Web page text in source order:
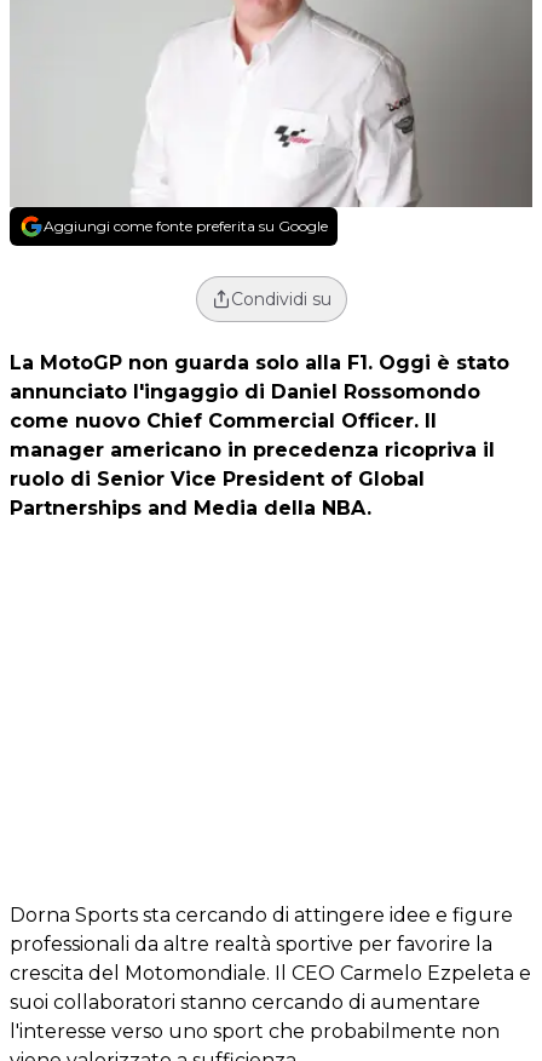
Aggiungi come fonte preferita su Google
Condividi su
La MotoGP non guarda solo alla F1. Oggi è stato
annunciato l'ingaggio di Daniel Rossomondo
come nuovo Chief Commercial Officer. Il
manager americano in precedenza ricopriva il
ruolo di Senior Vice President of Global
Partnerships and Media della NBA.
Dorna Sports sta cercando di attingere idee e figure
professionali da altre realtà sportive per favorire la
crescita del Motomondiale. Il CEO Carmelo Ezpeleta e
suoi collaboratori stanno cercando di aumentare
l'interesse verso uno sport che probabilmente non